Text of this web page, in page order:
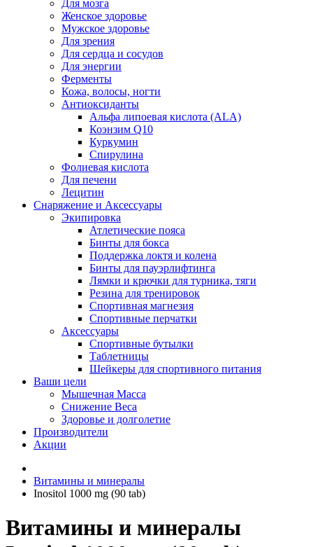
Для мозга
Женское здоровье
Мужское здоровье
Для зрения
Для сердца и сосудов
Для энергии
Ферменты
Кожа, волосы, ногти
Антиоксиданты
Альфа липоевая кислота (ALA)
Коэнзим Q10
Куркумин
Спирулина
Фолиевая кислота
Для печени
Лецитин
Снаряжение и Аксессуары
Экипировка
Атлетические пояса
Бинты для бокса
Поддержка локтя и колена
Бинты для пауэрлифтинга
Лямки и крючки для турника, тяги
Резина для тренировок
Спортивная магнезия
Спортивные перчатки
Аксессуары
Спортивные бутылки
Таблетницы
Шейкеры для спортивного питания
Ваши цели
Мышечная Масса
Снижение Веса
Здоровье и долголетие
Производители
Акции
Витамины и минералы
Inositol 1000 mg (90 tab)
Витамины и минералы